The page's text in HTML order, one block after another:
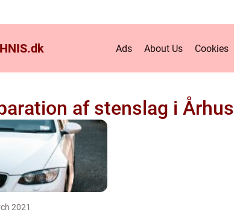
dk Ads About Us Cookies
af stenslag i Århus
2021